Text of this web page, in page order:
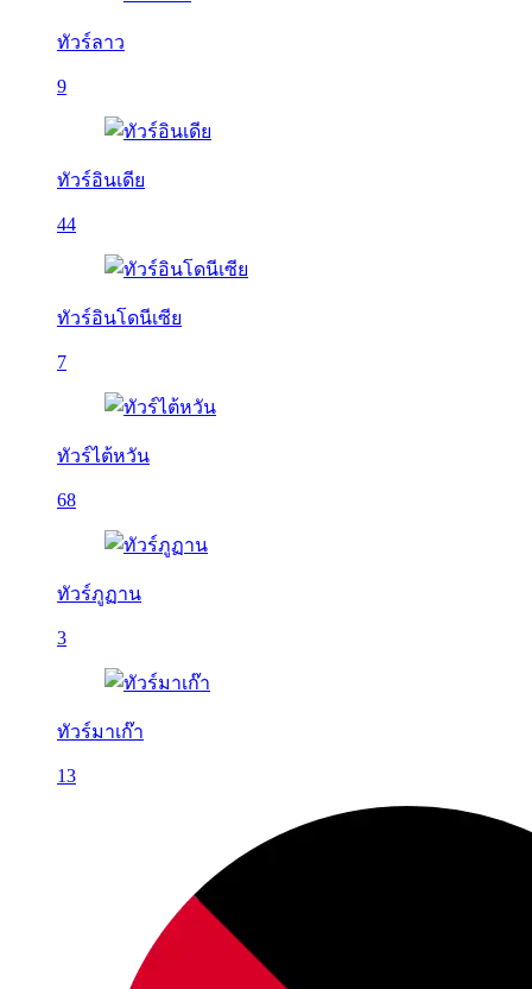
ทัวร์ลาว
9
ทัวร์อินเดีย
44
ทัวร์อินโดนีเซีย
7
ทัวร์ไต้หวัน
68
ทัวร์ภูฏาน
3
ทัวร์มาเก๊า
13